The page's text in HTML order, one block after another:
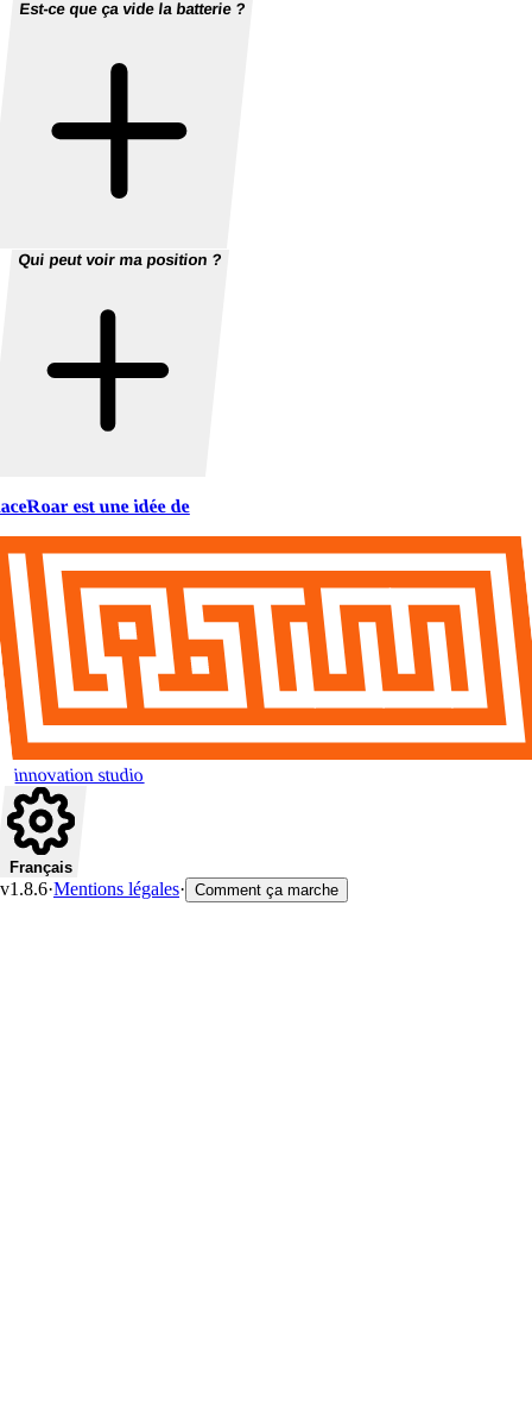
Est-ce que ça vide la batterie ?
Qui peut voir ma position ?
est une idée de
innovation studio
Français
v1.8.6·Mentions légales· Comment ça marche